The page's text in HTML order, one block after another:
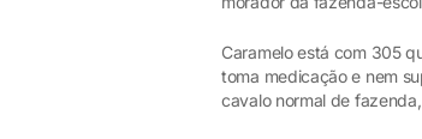
Caramelo está com 305
toma medicação e nem
cavalo normal de